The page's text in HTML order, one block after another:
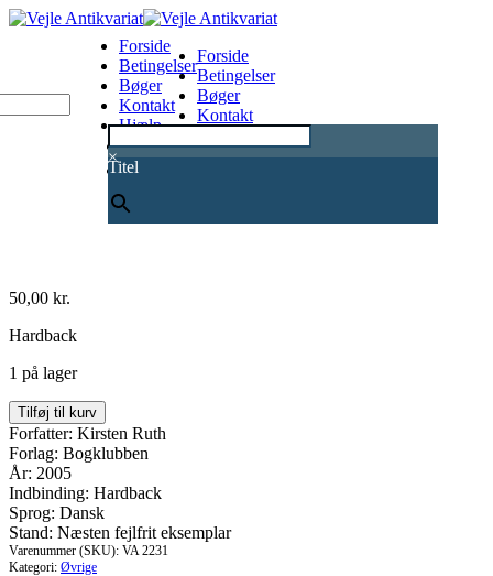
×
Titel
Forside
Betingelser
Bøger
Kontakt
Hjælp
0
Forside
Betingelser
Bøger
Kontakt
50,00 kr.
Hardback
1 på lager
Ammen
antal
Tilføj til kurv
Forfatter: Kirsten Ruth
Forlag: Bogklubben
År: 2005
Indbinding: Hardback
Sprog: Dansk
Stand: Næsten fejlfrit eksemplar
Varenummer (SKU): VA 2231
Kategori: Øvrige